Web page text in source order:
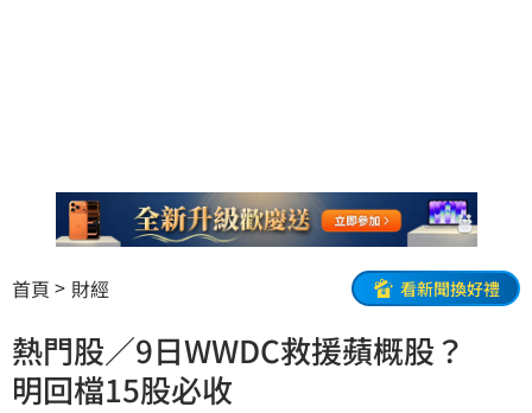
首頁 財經 看新聞換好禮
熱門股／9日WWDC救援蘋概股？
明回檔15股必收